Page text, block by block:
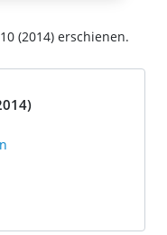
(2014) erschienen.